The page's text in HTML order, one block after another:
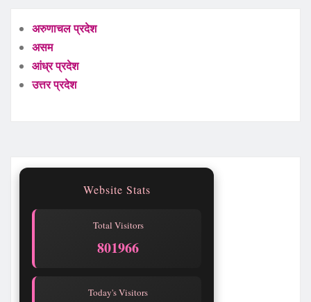
अरुणाचल प्रदेश
असम
आंध्र प्रदेश
उत्तर प्रदेश
Website Stats
Total Visitors
801966
Today's Visitors